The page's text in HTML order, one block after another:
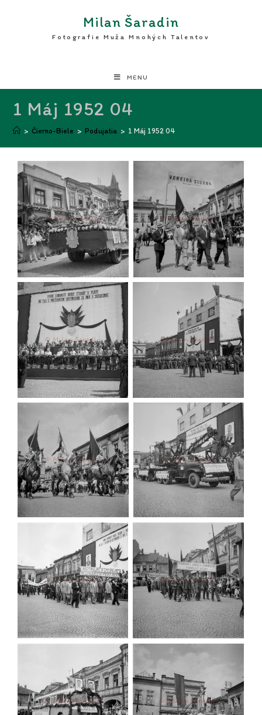
Milan Šaradin
Fotografie Muža Mnohých Talentov
MENU
1 Máj 1952 04
> Čierno-Biele > Podujatia > 1 Máj 1952 04